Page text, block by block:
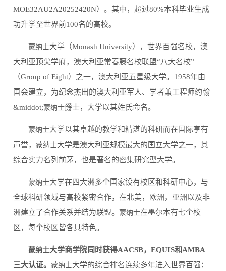
MOE32AU2A20252420N）。其中，超过80%本科毕业生成
功升学至世界前100名的高校。
蒙纳士大学（Monash University），世界百强名校，澳
大利亚顶尖学府，澳大利亚常春藤名校联盟“八大名校”
（Group of Eight）之一，澳大利亚五星级大学。1958年由
国会建立，为纪念杰出的澳大利亚军人、学者兼工程师约翰
&middot;蒙纳士爵士，大学以其姓氏命名。
蒙纳士大学以其卓越的教学和精湛的科研而在国际享有
声誉，蒙纳士大学是澳大利亚规模最大的国立大学之一，其
综合实力名列前茅，也是著名的密集研究型大学。
蒙纳士大学在四大洲多个国家设有校区和科研中心，与
全球科研领域与高校紧密合作，在北美，欧洲，亚洲以及非
洲建立了合作关系并结为联盟。蒙纳士在墨尔本有七个校
区，每个校区皆各具特色。
蒙纳士大学商学院同时获得AACSB，EQUIS和AMBA
三大认证。蒙纳士大学的综合排名连续多年进入世界百强：